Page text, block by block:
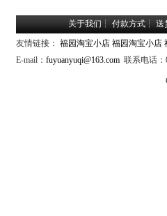
关于我们 ┆ 付款方式 ┆ 送
友情链接： 福园淘宝小店 福园淘宝小店
E-mail： fuyuanyuqi@163.com 联系电话